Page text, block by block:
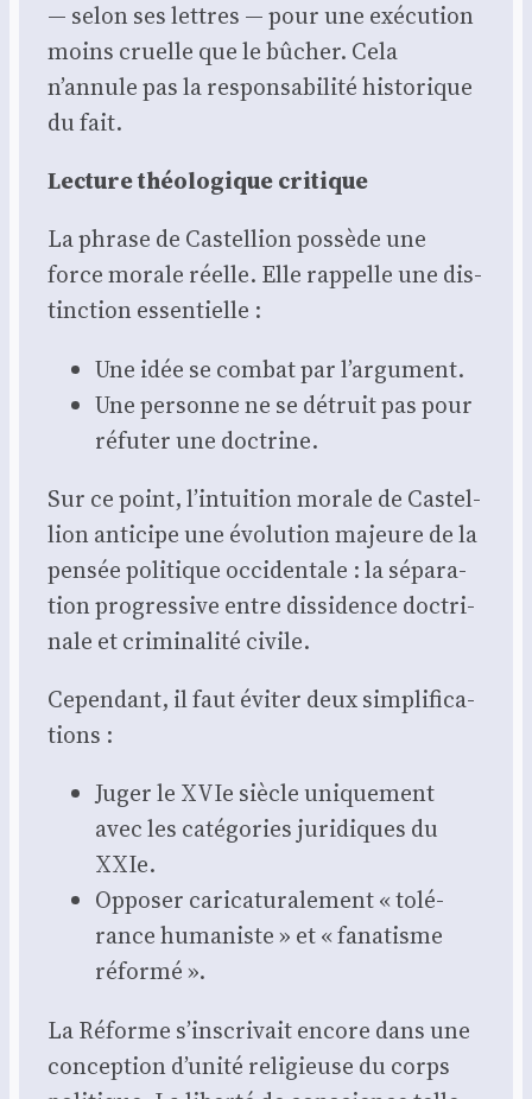
— selon ses lettres — pour une exé­cu­tion
moins cruelle que le bûcher. Cela
n’annule pas la res­pon­sa­bi­li­té his­to­rique
du fait.
Lec­ture théo­lo­gique cri­tique
La phrase de Cas­tel­lion pos­sède une
force morale réelle. Elle rap­pelle une dis­
tinc­tion essen­tielle :
Une idée se com­bat par l’argument.
Une per­sonne ne se détruit pas pour
réfu­ter une doc­trine.
Sur ce point, l’intuition morale de Cas­tel­
lion anti­cipe une évo­lu­tion majeure de la
pen­sée poli­tique occi­den­tale : la sépa­ra­
tion pro­gres­sive entre dis­si­dence doc­tri­
nale et cri­mi­na­li­té civile.
Cepen­dant, il faut évi­ter deux sim­pli­fi­ca­
tions :
Juger le XVIe siècle uni­que­ment
avec les caté­go­ries juri­diques du
XXIe.
Oppo­ser cari­ca­tu­ra­le­ment « tolé­
rance huma­niste » et « fana­tisme
réfor­mé ».
La Réforme s’inscrivait encore dans une
concep­tion d’unité reli­gieuse du corps